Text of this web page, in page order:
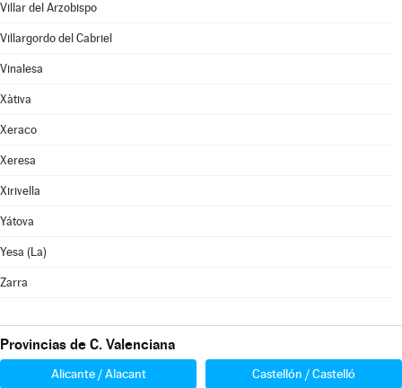
Villar del Arzobispo
Villargordo del Cabriel
Vinalesa
Xàtiva
Xeraco
Xeresa
Xirivella
Yátova
Yesa (La)
Zarra
Provincias de C. Valenciana
Alicante / Alacant Castellón / Castelló